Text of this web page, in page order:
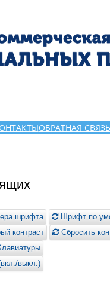
ОБРАТНАЯ СВЯЗЬ
шрифта
Шрифт по
контраст
Сбросить
выкл.)